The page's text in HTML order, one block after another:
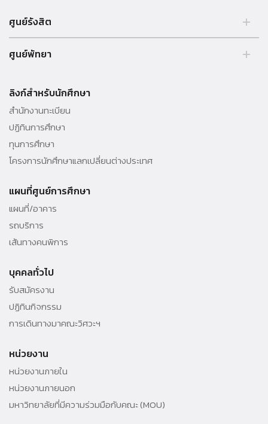
ศูนย์รังสิต
99 หมู่ 18 ถ.พหลโยธิน คลองหลวง รังสิต ปทุมธานี 12121 ประเทศไทย.
Tel. 02 564 3001 -9
ศูนย์พัทยา
010 - 69 ต่อ 3000
ลิงก์สำหรับนักศึกษา
สำนักงานทะเบียน
ปฏิทินการศึกษา
ทุนการศึกษา
โครงการนักศึกษาแลกเปลี่ยนต่างประเทศ
แผนที่ศูนย์การศึกษา
แผนที่/อาคาร
รถบริการ
เส้นทางคนพิการ
บุคคลทั่วไป
รับสมัครงาน
ปฏิทินกิจกรรม
การเดินทางมาคณะวิศวะฯ
หน่วยงาน
หน่วยงานภายใน
หน่วยงานภายนอก
มหาวิทยาลัยที่มีความร่วมมือกับคณะ (MOU)